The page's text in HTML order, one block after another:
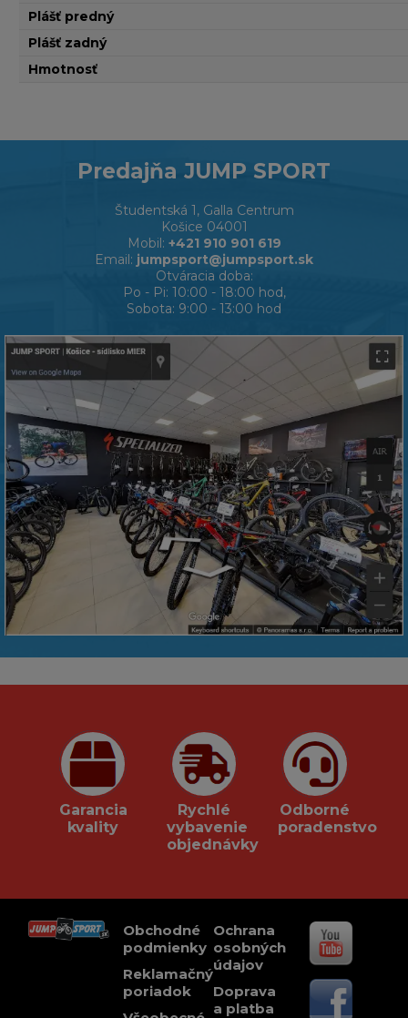
Plášť predný
Plášť zadný
Hmotnosť
Predajňa JUMP SPORT
Študentská 1, Galla Centrum
Košice 04001
Mobil: +421 910 901 619
Email: jumpsport@jumpsport.sk
Otváracia doba:
Po - Pi: 10:00 - 18:00 hod,
Sobota: 9:00 - 13:00 hod
Garancia
kvality
Rychlé
vybavenie
objednávky
Odborné
poradenstvo
Obchodné
podmienky
Reklamačný
poriadok
Ochrana
osobných
údajov
Doprava
a platba